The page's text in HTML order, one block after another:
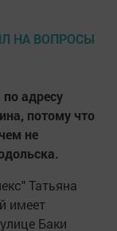
адресу
потому что
не
Татьяна
имеет
Баки